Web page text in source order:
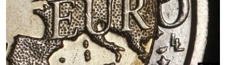
Русский
ЖАЗЫЛЫҢЫЗ